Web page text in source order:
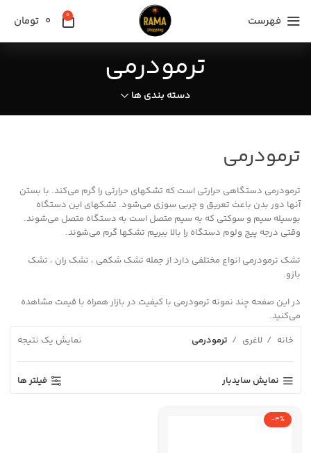
فهرست 0
0 تومان
ترمودرمی
دسته بندی ها
ترمودرمی
ترمودرمی دستگاهی حرارتی است که تشکهای حرارتی را گرم می‌کند. با بستن
آنها دور بدن باعث تعریق و چربی سوزی می‌شود. تشکهای این دستگاه
بوسیله سیم و سوکتی که به سیم متصل است به دستگاه متصل می‌شوند.
وقتی درجه پیج ولوم دستگاه را بالا ببریم تشکها گرم می‌شوند.
تشک ترمودرمی انواع مختلفی دارد از جمله تشک شکمی ، تشک ران ، تشک
بازو.
در این صفحه چند نمونه ترمودرمی با کیفیت در بازار همراه با قیمت مشاهده
می‌کنید.
خانه
لاغری ترمودرمی نمایش یک نتیجه
نمایش سایدبار فیلتر ها
-4%